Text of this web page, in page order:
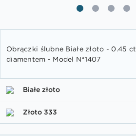
początek
galerii
Obrączki ślubne Białe złoto - 0.45 ct
diamentem - Model N°1407
Białe złoto
Złoto 333